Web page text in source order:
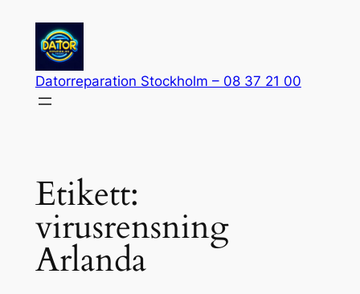
innehåll
Datorreparation Stockholm – 08 37 21 00
Etikett:
virusrensning
Arlanda